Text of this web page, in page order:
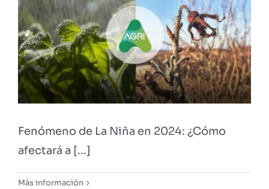
Fenómeno de La Niña en 2024: ¿Cómo
afectará a [...]
Más información